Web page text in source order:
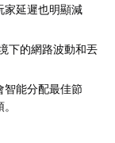
家延遲也明顯減
下的網路波動和丟
智能分配最佳節